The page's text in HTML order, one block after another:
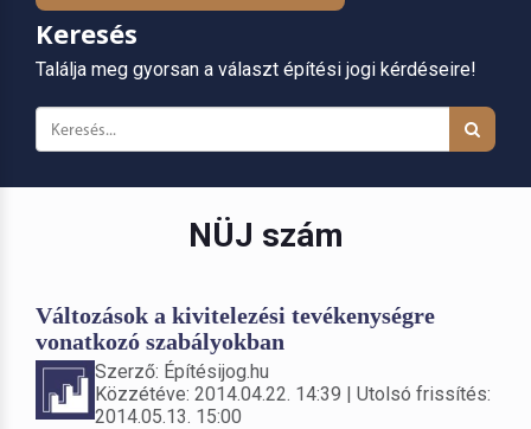
Keresés
Találja meg gyorsan a választ építési jogi kérdéseire!
NÜJ szám
Változások a kivitelezési tevékenységre
vonatkozó szabályokban
Szerző: Építésijog.hu
Közzétéve: 2014.04.22. 14:39 | Utolsó frissítés:
2014.05.13. 15:00